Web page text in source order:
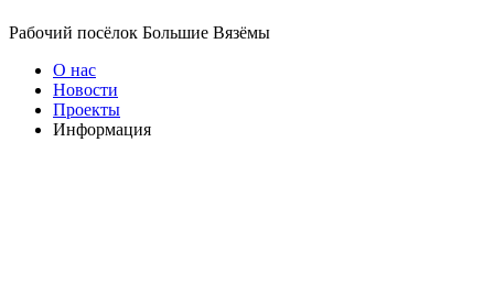
Рабочий посёлок Большие Вязёмы
О нас
Новости
Проекты
Информация